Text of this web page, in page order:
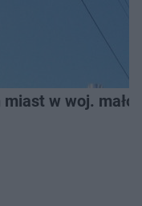
w woj.